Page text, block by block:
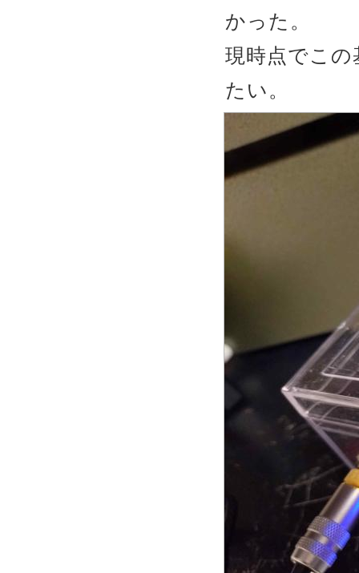
かった。
現時点でこ
たい。